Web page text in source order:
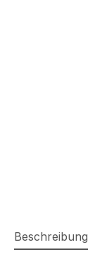
Beschreibung